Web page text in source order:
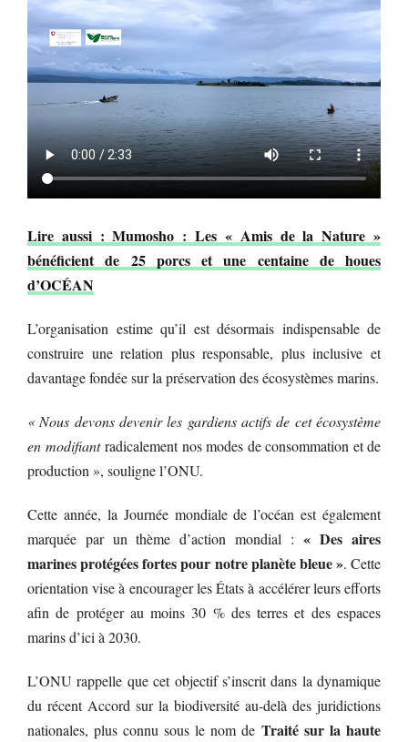
Lire aussi : Mumosho : Les « Amis de la Nature »
bénéficient de 25 porcs et une centaine de houes
d’OCÉAN
L’organisation estime qu’il est désormais indispensable de
construire une relation plus responsable, plus inclusive et
davantage fondée sur la préservation des écosystèmes marins.
« Nous devons devenir les gardiens actifs de cet écosystème
en modifiantradicalement nos modes de consommation et de
production », souligne l’ONU.
Cette année, la Journée mondiale de l’océan est également
marquée par un thème d’action mondial :« Des aires
marines protégées fortes pour notre planète bleue ». Cette
orientation vise à encourager les États à accélérer leurs efforts
afin de protéger au moins 30 % des terres et des espaces
marins d’ici à 2030.
L’ONU rappelle que cet objectif s’inscrit dans la dynamique
du récent Accord sur la biodiversité au-delà des juridictions
nationales, plus connu sous le nom de Traité sur la haute